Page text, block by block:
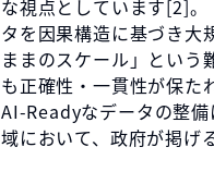
視点としています[2]
を因果構造に基づき大
まのスケール」とい
正確性・一貫性が保
Readyなデータの整
において、政府が掲